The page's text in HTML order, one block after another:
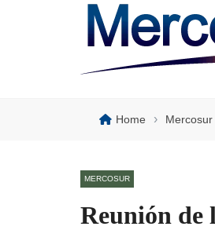
Home › Mercosur
MERCOSUR
Reunión de